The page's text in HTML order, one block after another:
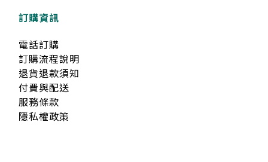
訂購資訊
電話訂購
訂購流程說明
退貨退款須知
付費與配送
服務條款
隱私權政策